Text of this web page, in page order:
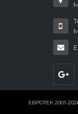
ЕВРОТЕК 2001-